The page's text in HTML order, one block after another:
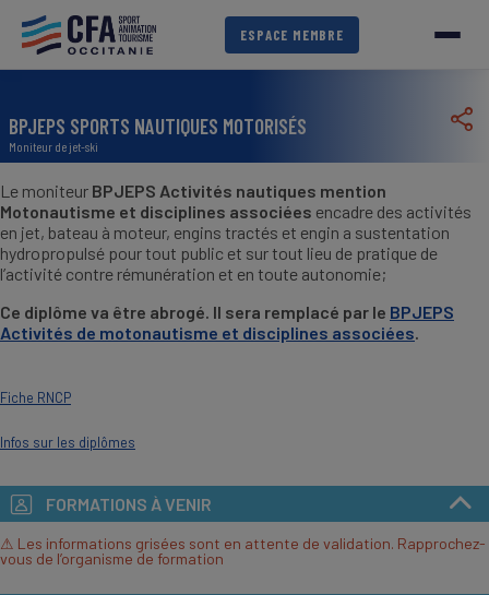
contenu
principal
ESPACE MEMBRE
BPJEPS SPORTS NAUTIQUES MOTORISÉS
Moniteur de jet-ski
Le moniteur BPJEPS Activités nautiques mention
Motonautisme et disciplines associées encadre des activités
en jet, bateau à moteur, engins tractés et engin a sustentation
hydropropulsé pour tout public et sur tout lieu de pratique de
l’activité contre rémunération et en toute autonomie;
Ce diplôme va être abrogé. Il sera remplacé par le BPJEPS
Activités de motonautisme et disciplines associées.
Fiche RNCP
Infos sur les diplômes
FORMATIONS À VENIR
⚠ Les informations grisées sont en attente de validation. Rapprochez-
vous de l’organisme de formation